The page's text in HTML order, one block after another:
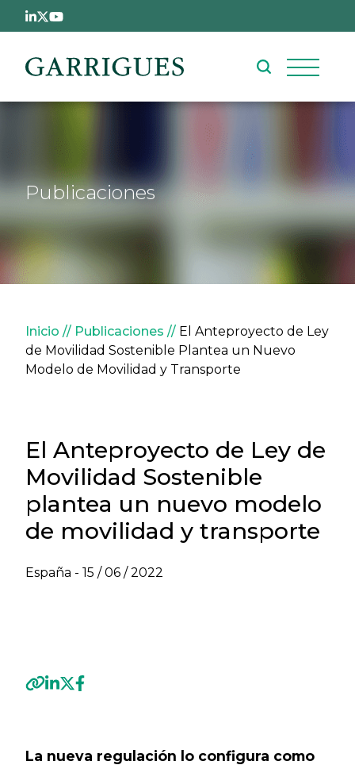
Pasar al contenido principal
Publicaciones
Sobrescribir enlaces de
Inicio Publicaciones
El Anteproyecto de Ley
de Movilidad Sostenible Plantea un Nuevo
Modelo de Movilidad y Transporte
El Anteproyecto de Ley de
Movilidad Sostenible
plantea un nuevo modelo
de movilidad y transporte
España - 15 / 06 / 2022
La nueva regulación lo configura como